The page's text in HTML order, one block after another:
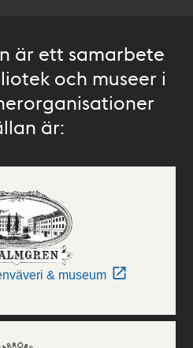
är ett samarbete
och museer i
är:
& museum